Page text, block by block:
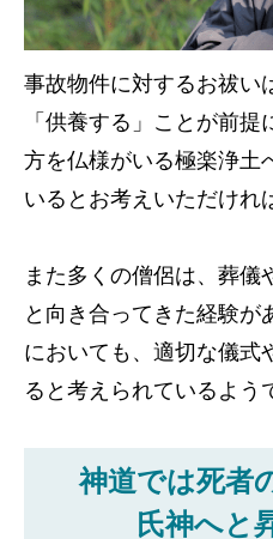
事故物件に対するお祓い
「供養する」ことが前
方を仏様がいる極楽浄土
いるとお考えいただけれ
また多くの僧侶は、葬儀
と向き合ってきた経験が
においても、適切な儀式
ると考えられているよう
神道では死者
氏神へと